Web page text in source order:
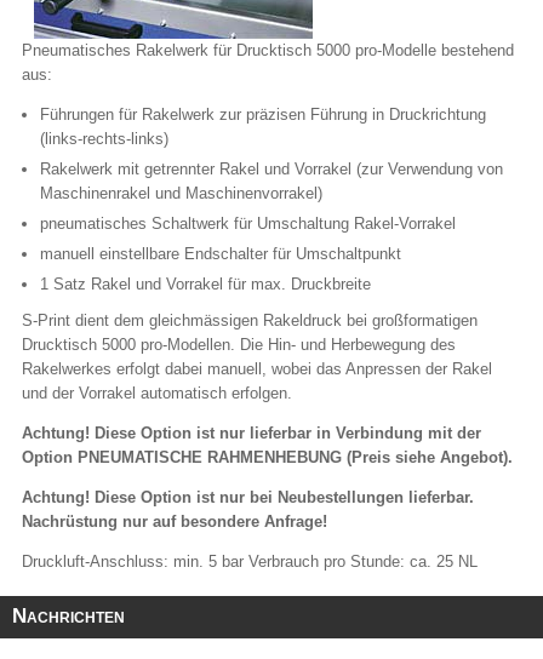
Pneumatisches Rakelwerk für Drucktisch 5000 pro-Modelle bestehend
aus:
Führungen für Rakelwerk zur präzisen Führung in Druckrichtung
(links-rechts-links)
Rakelwerk mit getrennter Rakel und Vorrakel (zur Verwendung von
Maschinenrakel und Maschinenvorrakel)
pneumatisches Schaltwerk für Umschaltung Rakel-Vorrakel
manuell einstellbare Endschalter für Umschaltpunkt
1 Satz Rakel und Vorrakel für max. Druckbreite
S-Print dient dem gleichmässigen Rakeldruck bei großformatigen
Drucktisch 5000 pro-Modellen. Die Hin- und Herbewegung des
Rakelwerkes erfolgt dabei manuell, wobei das Anpressen der Rakel
und der Vorrakel automatisch erfolgen.
Achtung! Diese Option ist nur lieferbar in Verbindung mit der
Option PNEUMATISCHE RAHMENHEBUNG (Preis siehe Angebot).
Achtung! Diese Option ist nur bei Neubestellungen lieferbar.
Nachrüstung nur auf besondere Anfrage!
Druckluft-Anschluss: min. 5 bar Verbrauch pro Stunde: ca. 25 NL
Nachrichten